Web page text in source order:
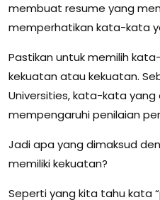
membuat resume yang
memperhatikan kata-kata
Pastikan untuk memilih
kekuatan atau kekuatan.
Universities, kata-kata yang
mempengaruhi penilaian
Jadi apa yang dimaksud
memiliki kekuatan?
Seperti yang kita tahu kata